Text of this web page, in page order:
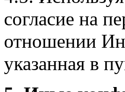
согласие на
отношении
указанная в